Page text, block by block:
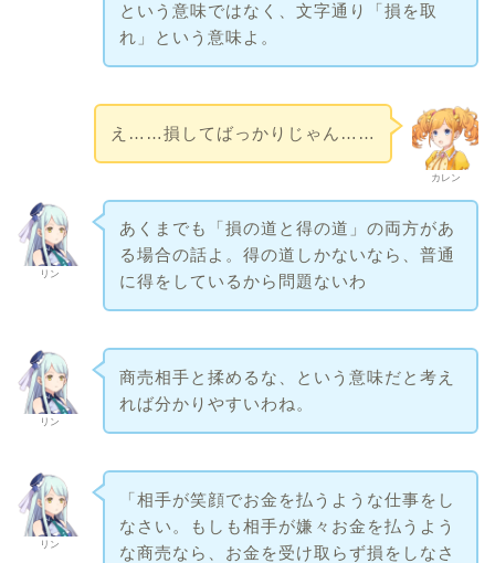
という意味ではなく、文字通り「損を取
れ」という意味よ。
カレン
え……損してばっかりじゃん……
リン
あくまでも「損の道と得の道」の両方があ
る場合の話よ。得の道しかないなら、普通
に得をしているから問題ないわ
リン
商売相手と揉めるな、という意味だと考え
れば分かりやすいわね。
リン
「相手が笑顔でお金を払うような仕事をし
なさい。もしも相手が嫌々お金を払うよう
な商売なら、お金を受け取らず損をしなさ